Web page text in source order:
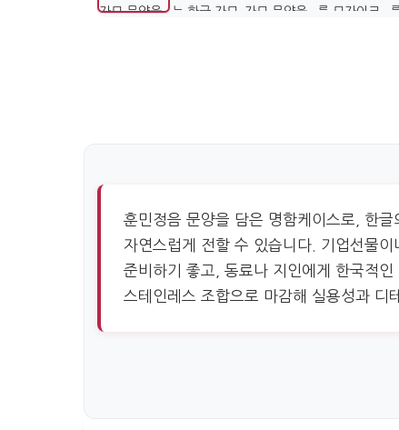
훈민정음 문양을 담은 명함케이스로, 한글
자연스럽게 전할 수 있습니다. 기업선물이
준비하기 좋고, 동료나 지인에게 한국적
스테인레스 조합으로 마감해 실용성과 디